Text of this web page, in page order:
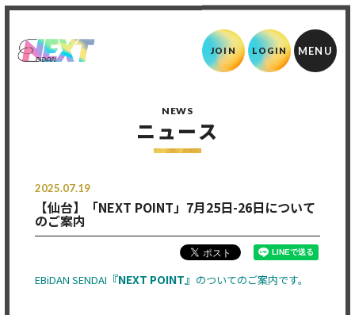
JOIN LOGIN
NEWS
ニュース
2025.07.19
【仙台】「NEXT POINT」7月25日-26日について
のご案内
EBiDAN SENDAI 『NEXT POINT』 のついてのご案内です。